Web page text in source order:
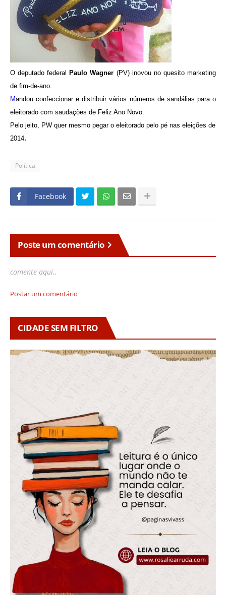
O deputado federalPaulo Wagner (PV) inovou no quesito marketing
de fim-de-ano.
Mandou confeccionar e distribuir vários números de sandálias para o
eleitorado com saudações de Feliz Ano Novo.
Pelo jeito, PW quer mesmo pegar o eleitorado pelo pé nas eleições de
2014.
Política
Facebook
Poste um comentário
comente aqui..
Postar um comentário
CIDADE SEM FILTRO